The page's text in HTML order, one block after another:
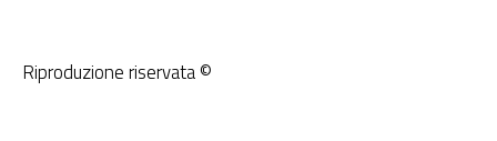
Riproduzione riservata ©